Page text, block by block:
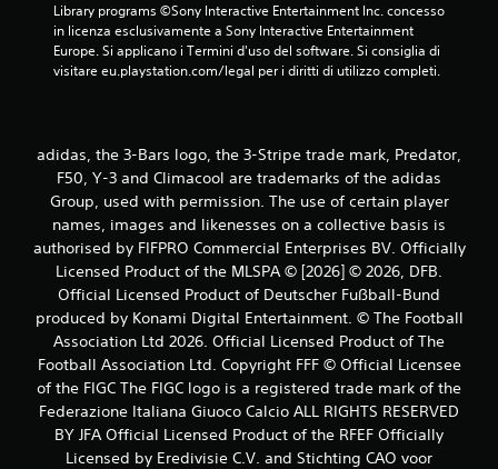
Library programs ©Sony Interactive Entertainment Inc. concesso
in licenza esclusivamente a Sony Interactive Entertainment
Europe. Si applicano i Termini d'uso del software. Si consiglia di
visitare eu.playstation.com/legal per i diritti di utilizzo completi.
adidas, the 3-Bars logo, the 3-Stripe trade mark, Predator,
F50, Y-3 and Climacool are trademarks of the adidas
Group, used with permission. The use of certain player
names, images and likenesses on a collective basis is
authorised by FIFPRO Commercial Enterprises BV. Officially
Licensed Product of the MLSPA © [2026] © 2026, DFB.
Official Licensed Product of Deutscher Fußball-Bund
produced by Konami Digital Entertainment. © The Football
Association Ltd 2026. Official Licensed Product of The
Football Association Ltd. Copyright FFF © Official Licensee
of the FIGC The FIGC logo is a registered trade mark of the
Federazione Italiana Giuoco Calcio ALL RIGHTS RESERVED
BY JFA Official Licensed Product of the RFEF Officially
Licensed by Eredivisie C.V. and Stichting CAO voor